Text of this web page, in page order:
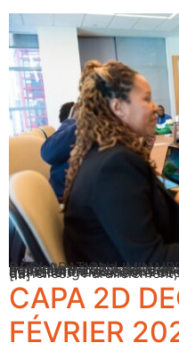
DÉCLARATION LIMINAIRE DU SNALC Cette CAPA, nouvelle version suite aux élections professionnelles de décembre 2022, se tient dans un contexte social très agité, entre des mouvements massifs de grève et de manifestations contre une énième réforme des retraites qui rallongera encore des fins de carrière souvent bien difficiles. Parallèlement, la situation économique est […]
CAPA 2D
FÉVRIER